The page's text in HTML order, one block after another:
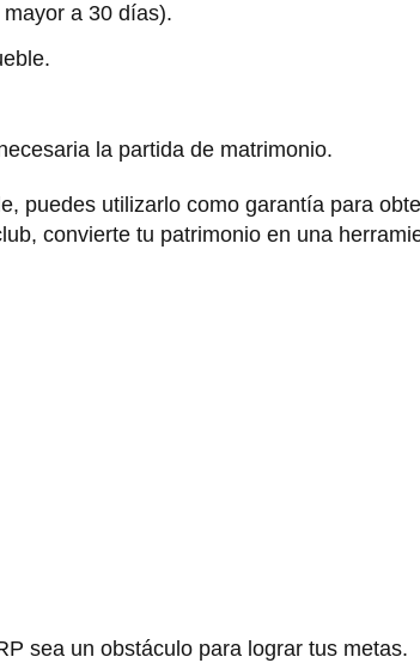
a 30 días).
la partida de matrimonio.
puedes utilizarlo como garantía para
convierte tu patrimonio en una
sea un obstáculo para lograr tus metas.